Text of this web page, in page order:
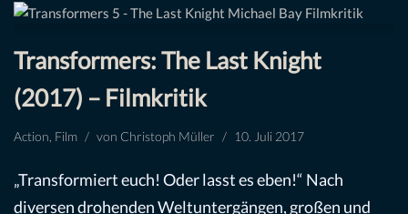
Transformers: The Last Knight
(2017) – Filmkritik
Action Film von Christoph Müller 10. Juli 2017
„Transformiert euch! Oder lasst es eben!“ Nach
diversen drohenden Weltuntergängen, großen und